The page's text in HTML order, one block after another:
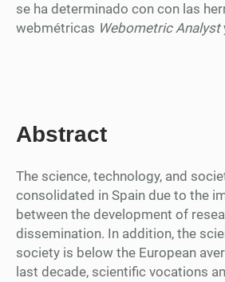
se ha determinado con con las
webmétricas Webometric Analyst
Abstract
The science, technology, and
consolidated in Spain due to the
between the development of
dissemination. In addition, the
society is below the European
last decade, scientific vocations